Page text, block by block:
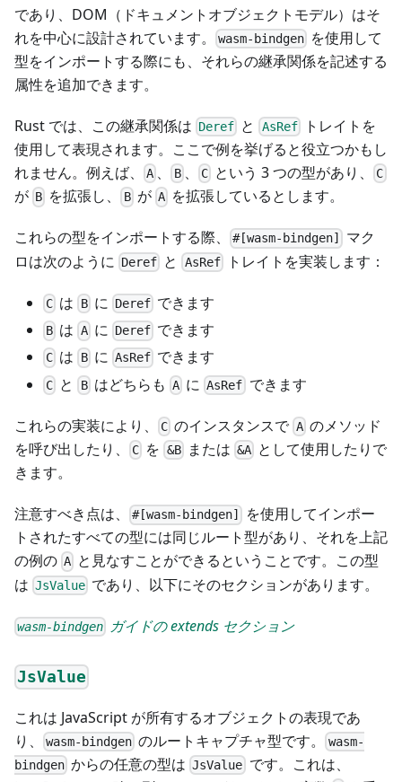
であり、DOM（ドキュメントオブジェクトモデル）はそ
れを中心に設計されています。
wasm-bindgen を使用して
型をインポートする際にも、それらの継承関係を記述する
属性を追加できます。
Rust では、この継承関係は Deref と AsRefトレイトを
使用して表現されます。ここで例を挙げると役立つかもし
れません。例えば、
A 、 B、 C という 3 つの型があり、 C
が B を拡張し、 Bが A を拡張しているとします。
これらの型をインポートする際、 #[wasm-bindgen]
マク
ロは次のように Deref と AsRefトレイトを実装します：
C は Bに Deref できます
B は Aに Deref できます
C は Bに AsRef できます
C と Bはどちらも A にAsRef できます
これらの実装により、 C のインスタンスで Aのメソッド
を呼び出したり、
C を &Bまたは &A として使用したりで
きます。
注意すべき点は、 #[wasm-bindgen]
を使用してインポー
トされたすべての型には同じルート型があり、それを上記
の例の A と見なすことができるということです。この型
は JsValue であり、以下にそのセクションがあります。
wasm-bindgen ガイドの extends セクション
JsValue
これは JavaScript が所有するオブジェクトの表現であ
り、
wasm-bindgen のルートキャプチャ型です。 wasm-
bindgen からの任意の型はJsValue です。これは、